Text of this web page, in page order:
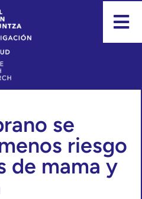
se
riesgo
de mama y